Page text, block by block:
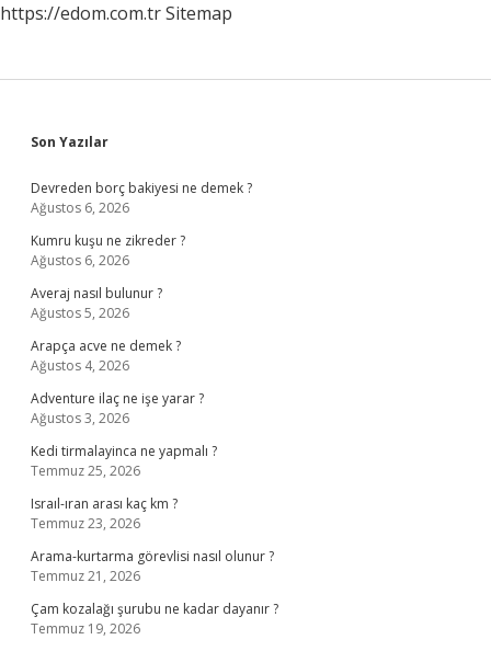
https://edom.com.trSitemap
Sidebar
Son Yazılar
Devreden borç bakiyesi ne demek ?
Ağustos 6, 2026
Kumru kuşu ne zikreder ?
Ağustos 6, 2026
Averaj nasıl bulunur ?
Ağustos 5, 2026
Arapça acve ne demek ?
Ağustos 4, 2026
Adventure ilaç ne işe yarar ?
Ağustos 3, 2026
Kedi tirmalayinca ne yapmalı ?
Temmuz 25, 2026
Israıl-ıran arası kaç km ?
Temmuz 23, 2026
Arama-kurtarma görevlisi nasıl olunur ?
Temmuz 21, 2026
Çam kozalağı şurubu ne kadar dayanır ?
Temmuz 19, 2026